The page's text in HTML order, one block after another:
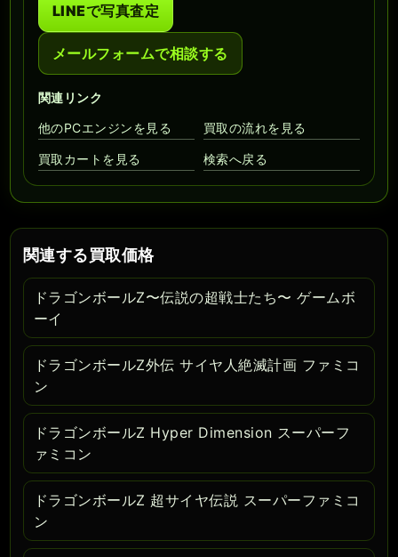
LINEで写真査定
メールフォームで相談する
関連リンク
他のPCエンジンを見る
買取の流れを見る
買取カートを見る 検索へ戻る
関連する買取価格
ドラゴンボールZ〜伝説の超戦士たち〜 ゲームボ
ーイ
ドラゴンボールZ外伝 サイヤ人絶滅計画 ファミコ
ン
ドラゴンボールZ Hyper Dimension スーパーフ
ァミコン
ドラゴンボールZ 超サイヤ伝説 スーパーファミコ
ン